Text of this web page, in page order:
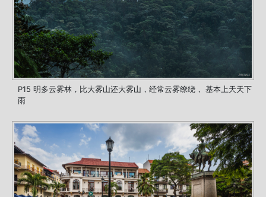
P15 明多云雾林，比大雾山还大雾山，经常云雾缭绕， 基本上天天下
雨